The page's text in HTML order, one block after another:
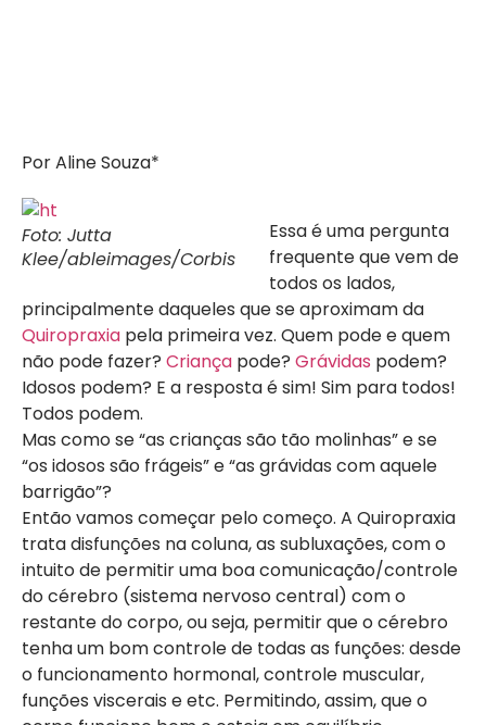
Por Aline Souza*
Foto: Jutta
Klee/ableimages/Corbis
Essa é uma pergunta
frequente que vem de
todos os lados,
principalmente daqueles que se aproximam da
Quiropraxia pela primeira vez. Quem pode e quem
não pode fazer? Criança pode? Grávidas podem?
Idosos podem? E a resposta é sim! Sim para todos!
Todos podem.
Mas como se “as crianças são tão molinhas” e se
“os idosos são frágeis” e “as grávidas com aquele
barrigão”?
Então vamos começar pelo começo. A Quiropraxia
trata disfunções na coluna, as subluxações, com o
intuito de permitir uma boa comunicação/controle
do cérebro (sistema nervoso central) com o
restante do corpo, ou seja, permitir que o cérebro
tenha um bom controle de todas as funções: desde
o funcionamento hormonal, controle muscular,
funções viscerais e etc. Permitindo, assim, que o